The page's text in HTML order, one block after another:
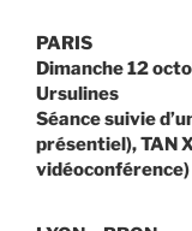
PARIS
Dimanche 12
Ursulines
Séance suivie
présentiel), TAN
vidéoconférence)